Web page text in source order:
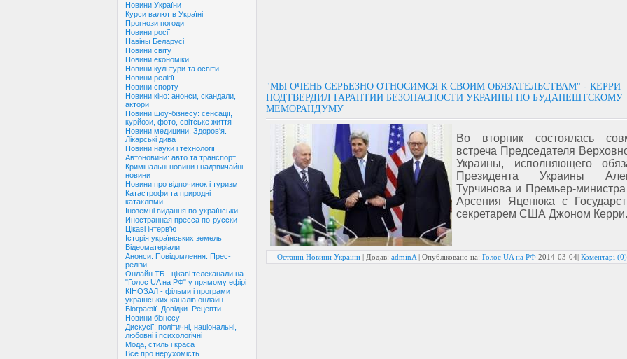
Новини України
Курси валют в Україні
Прогнози погоди
Новини росії
Навіны Беларусі
Новини світу
Новини економіки
Новини культури та освіти
Новини релігії
Новини спорту
Новини кіно: анонси, скандали,
актори
Новини шоу-бізнесу: сенсації,
курйози, фото, світське життя
Новини медицини. Здоров'я.
Лікарські дива
Новини науки і технології
Автоновини: авто та транспорт
Кримінальні новини і надзвичайні
новини
Новини про відпочинок і туризм
Катастрофи та природні
катаклізми
Іноземні видання по-українськи
Иностранная пресса по-русски
Цікаві інтерв'ю
Історія українських земель
Відеоматеріали
Анонси. Повідомлення. Прес-
релізи
Онлайн ТБ - цікаві телеканали на
"Голос UA на РФ" у прямому ефірі
КІНОЗАЛ - фільми і програми
українських каналів онлайн
Біографії. Довідки. Рецепти
Новини бізнесу
Дискусії: політичні, національні,
любовні і психологічні
Мода, стиль і краса
Все про нерухомість
"МЫ ОЧЕНЬ СЕРЬЕЗНО ОТНОСИМСЯ К СВОИМ ОБЯЗАТЕЛЬСТВАМ" - КЕРРИ
ПОДТВЕРДИЛ ГАРАНТИИ БЕЗОПАСНОСТИ УКРАИНЫ ПО БУДАПЕШТСКОМУ
МЕМОРАНДУМУ
Во вторник состоялась
встреча Председателя
Украины, исполняющего
Президента Украины
Турчинова и Премьер-
Арсения Яценюка с
секретарем США Джоном Керри.
Останні Новини України | Додав: adminA | Опубліковано на: Голос UA на РФ 2014-03-04| Коментарі (0)